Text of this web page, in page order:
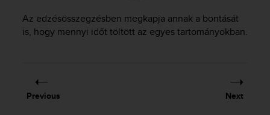
Az edzésösszegzésben megkapja annak a bontását
is, hogy mennyi időt töltött az egyes tartományokban.
Previous Next